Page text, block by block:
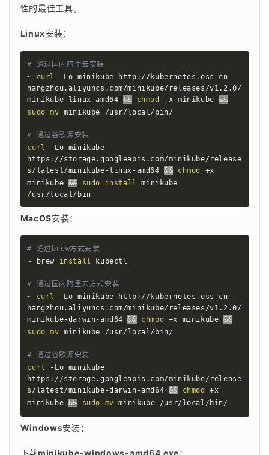
性的最佳工具。
Linux安装：
# 通过国内阿里云安装
~
curl
-Lo minikube http://kubernetes.oss-cn-
hangzhou.aliyuncs.com/minikube/releases/v1.2.0/
minikube-linux-amd64 && chmod +x minikube &&
sudo mv minikube /usr/local/bin/
# 通过谷歌源安装
curl
-Lo minikube
https://storage.googleapis.com/minikube/release
s/latest/minikube-linux-amd64 && chmod
+x
minikube && sudo install
minikube
/usr/local/bin
MacOS安装：
# 通过brew方式安装
~ brew
install kubectl
# 通过国内阿里云方式安装
~
curl
-Lo minikube http://kubernetes.oss-cn-
hangzhou.aliyuncs.com/minikube/releases/v1.2.0/
minikube-darwin-amd64 && chmod +x minikube &&
sudo mv minikube /usr/local/bin/
# 通过谷歌源安装
curl
-Lo minikube
https://storage.googleapis.com/minikube/release
s/latest/minikube-darwin-amd64 && chmod
+x
minikube && sudo mv minikube /usr/local/bin/
Windows安装：
下载minikube-windows-amd64.exe：